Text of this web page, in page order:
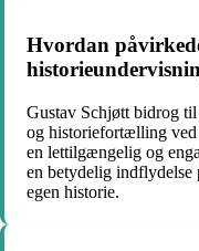
Hvordan
Gustav Schjøtt bidrog
og historiefortælling ved
en lettilgængelig og
en betydelig indflydelse
egen historie.